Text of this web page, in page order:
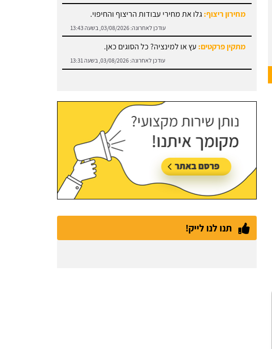
מתקין פרקטים:עץ או למינציה? כל הסוגים כאן.
עודכן לאחרונה:03/08/2026, בשעה 13:31
תנו לנו לייק!